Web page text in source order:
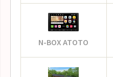
N-BOX ATOTO